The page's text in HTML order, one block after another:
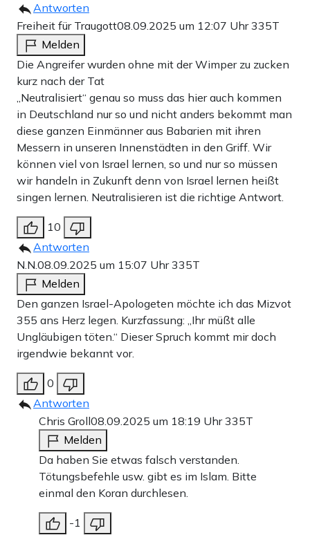
Antworten
Freiheit für Traugott08.09.2025 um 12:07 Uhr335T
Melden
Die Angreifer wurden ohne mit der Wimper zu zucken
kurz nach der Tat
,,Neutralisiert“ genau so muss das hier auch kommen
in Deutschland nur so und nicht anders bekommt man
diese ganzen Einmänner aus Babarien mit ihren
Messern in unseren Innenstädten in den Griff. Wir
können viel von Israel lernen, so und nur so müssen
wir handeln in Zukunft denn von Israel lernen heißt
singen lernen. Neutralisieren ist die richtige Antwort.
10
Antworten
N.N.08.09.2025 um 15:07 Uhr335T
Melden
Den ganzen Israel-Apologeten möchte ich das Mizvot
355 ans Herz legen. Kurzfassung: „Ihr müßt alle
Ungläubigen töten.“ Dieser Spruch kommt mir doch
irgendwie bekannt vor.
0
Antworten
Chris Groll08.09.2025 um 18:19 Uhr335T
Melden
Da haben Sie etwas falsch verstanden.
Tötungsbefehle usw. gibt es im Islam. Bitte
einmal den Koran durchlesen.
-1